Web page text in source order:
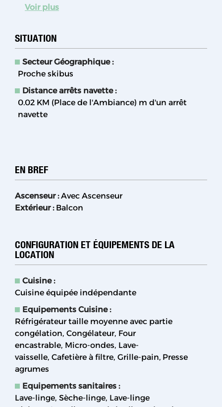
Voir plus
SITUATION
Secteur Géographique :
Proche skibus
Distance arrêts navette :
0.02 KM (Place de l'Ambiance) m d'un arrêt
navette
EN BREF
Ascenseur: Avec Ascenseur
Extérieur: Balcon
CONFIGURATION ET ÉQUIPEMENTS DE LA
LOCATION
Cuisine:
Cuisine équipée indépendante
Equipements Cuisine:
Réfrigérateur taille moyenne avec partie
congélation Congélateur Four
encastrable Micro-ondes Lave-
vaisselle Cafetière à filtre Grille-pain Presse
agrumes
Equipements sanitaires :
Lave-linge Sèche-linge Lave-linge